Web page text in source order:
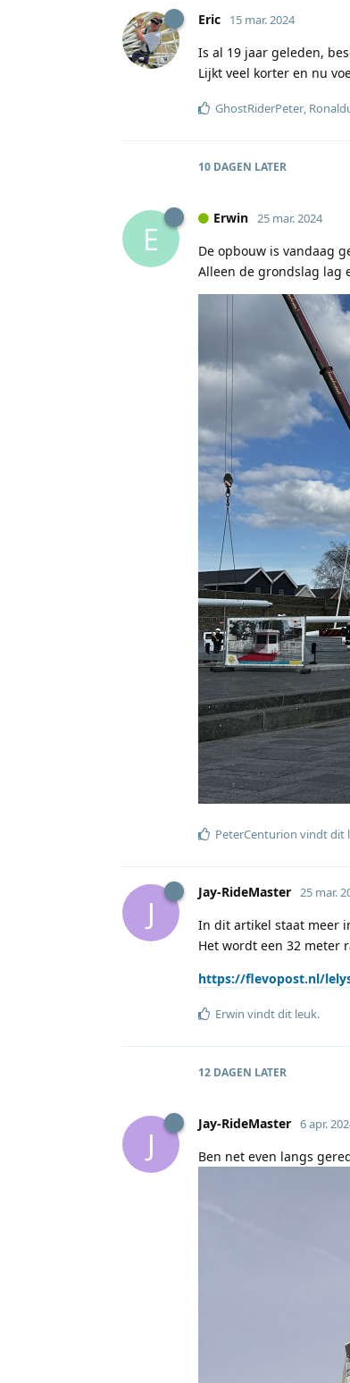
Eric 15 mar. 2024
Is al 19 jaar geleden,
Lijkt veel korter en nu
GhostRiderPeter,
10 DAGEN LATER
E
Erwin 25 mar. 2024
De opbouw is vandaag
Alleen de grondslag lag
PeterCenturion vindt dit
J
Jay-RideMaster 25 mar.
In dit artikel staat meer
Het wordt een 32 meter
https://flevopost.nl/
Erwin vindt dit leuk.
12 DAGEN LATER
J
Jay-RideMaster 6 apr.
Ben net even langs